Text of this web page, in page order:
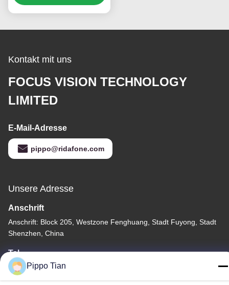
Auflösung
Kontakt mit uns
FOCUS VISION TECHNOLOGY
LIMITED
E-Mail-Adresse
pippo@ridafone.com
Unsere Adresse
Anschrift
Anschrift: Block 205, Westzone Fenghuang, Stadt Fuyong, Stadt
Shenzhen, China
Tel.
86--13590447319
Pippo Tian